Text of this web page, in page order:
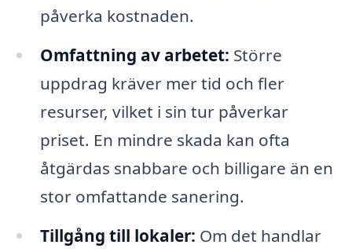
påverka kostnaden.
Omfattning av arbetet: Större
uppdrag kräver mer tid och fler
resurser, vilket i sin tur påverkar
priset. En mindre skada kan ofta
åtgärdas snabbare och billigare än en
stor omfattande sanering.
Tillgång till lokaler: Om det handlar